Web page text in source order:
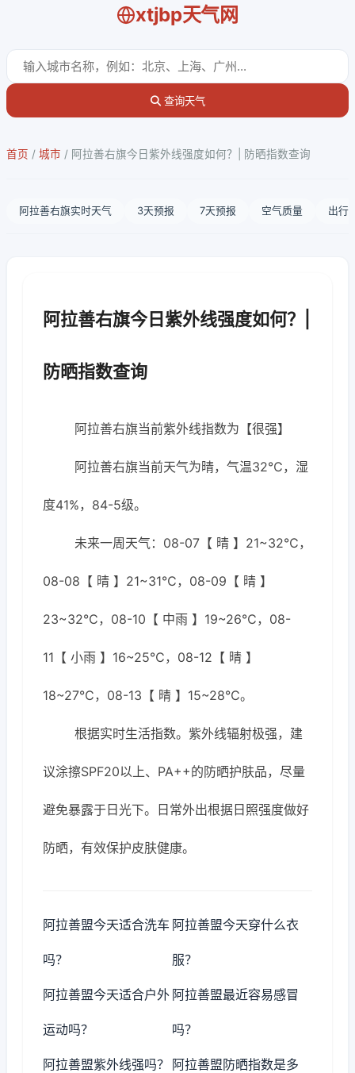
xtjbp天气网
查询天气
首页 / 城市 / 阿拉善右旗今日紫外线强度如何？| 防晒指数查询
阿拉善右旗实时天气 3天预报 7天预报 空气质量 出行
阿拉善右旗今日紫外线强度如何？|
防晒指数查询
阿拉善右旗当前紫外线指数为【很强】
阿拉善右旗当前天气为晴，气温32℃，湿
度41%，84-5级。
未来一周天气：08-07【 晴 】21~32℃，
08-08【 晴 】21~31℃，08-09【 晴 】
23~32℃，08-10【 中雨 】19~26℃，08-
11【 小雨 】16~25℃，08-12【 晴 】
18~27℃，08-13【 晴 】15~28℃。
根据实时生活指数。紫外线辐射极强，建
议涂擦SPF20以上、PA++的防晒护肤品，尽量
避免暴露于日光下。日常外出根据日照强度做好
防晒，有效保护皮肤健康。
阿拉善盟今天适合洗车
吗？
阿拉善盟今天穿什么衣
服？
阿拉善盟今天适合户外
运动吗？
阿拉善盟最近容易感冒
吗？
阿拉善盟紫外线强吗？ 阿拉善盟防晒指数是多